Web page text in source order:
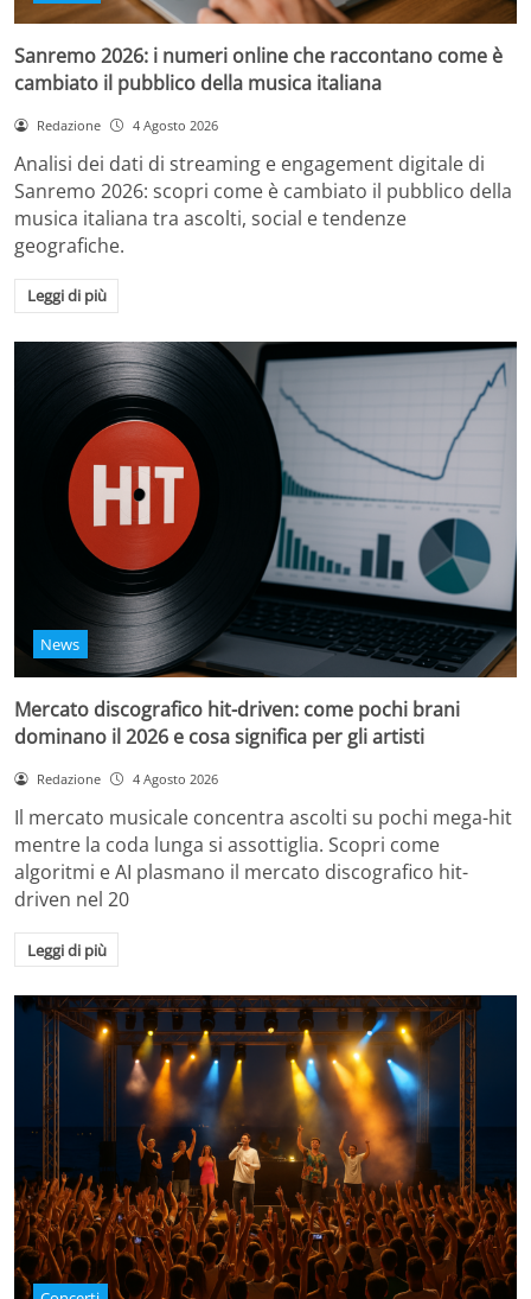
Sanremo 2026: i numeri online che raccontano come è
cambiato il pubblico della musica italiana
Redazione 4 Agosto 2026
Analisi dei dati di streaming e engagement digitale di
Sanremo 2026: scopri come è cambiato il pubblico della
musica italiana tra ascolti, social e tendenze
geografiche.
Leggi di più
News
Mercato discografico hit-driven: come pochi brani
dominano il 2026 e cosa significa per gli artisti
Redazione 4 Agosto 2026
Il mercato musicale concentra ascolti su pochi mega-hit
mentre la coda lunga si assottiglia. Scopri come
algoritmi e AI plasmano il mercato discografico hit-
driven nel 20
Leggi di più